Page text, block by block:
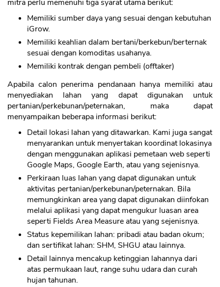
mitra perlu memenuhi tiga syarat utama berikut:
Memiliki sumber daya yang sesuai dengan kebutuhan
iGrow.
Memiliki keahlian dalam bertani/berkebun/berternak
sesuai dengan komoditas usahanya.
Memiliki kontrak dengan pembeli (offtaker)
Apabila calon penerima pendanaan hanya memiliki atau
menyediakan lahan yang dapat digunakan untuk
pertanian/perkebunan/peternakan, maka dapat
menyampaikan beberapa informasi berikut:
Detail lokasi lahan yang ditawarkan. Kami juga sangat
menyarankan untuk menyertakan koordinat lokasinya
dengan menggunakan aplikasi pemetaan web seperti
Google Maps, Google Earth, atau yang sejenisnya.
Perkiraan luas lahan yang dapat digunakan untuk
aktivitas pertanian/perkebunan/peternakan. Bila
memungkinkan area yang dapat digunakan diinfokan
melalui aplikasi yang dapat mengukur luasan area
seperti Fields Area Measure atau yang sejenisnya.
Status kepemilikan lahan: pribadi atau badan okum;
dan sertifikat lahan: SHM, SHGU atau lainnya.
Detail lainnya mencakup ketinggian lahannya dari
atas permukaan laut, range suhu udara dan curah
hujan tahunan.
CANCEL